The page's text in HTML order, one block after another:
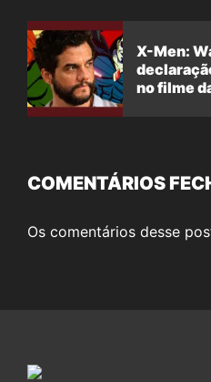
X-Men:
no filme
COMENTÁRIOS
Os comentários desse